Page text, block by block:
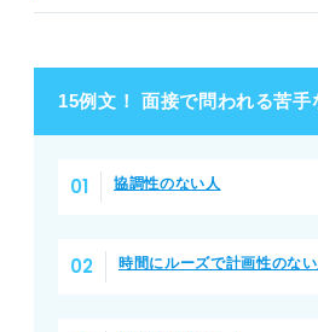
15例文！ 面接で問われる苦手
協調性のない人
時間にルーズで計画性のない